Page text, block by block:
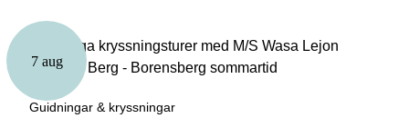
7 aug
Guidningar & kryssningar